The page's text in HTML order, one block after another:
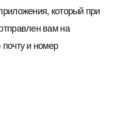
который при
вам на
и номер